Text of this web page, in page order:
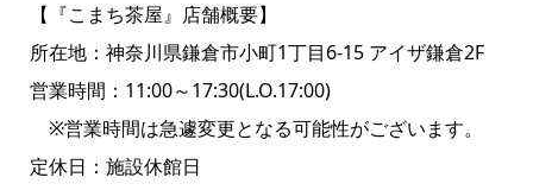
【『こまち茶屋』店舗概要】
所在地：神奈川県鎌倉市小町1丁目6-15 アイザ鎌倉2F
営業時間：11:00～17:30(L.O.17:00)
※営業時間は急遽変更となる可能性がございます。
定休日：施設休館日